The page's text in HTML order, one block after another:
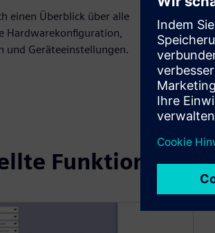
einen Überblick über alle
Hardwarekonfiguration,
und Geräteeinstellungen.
Funktionen